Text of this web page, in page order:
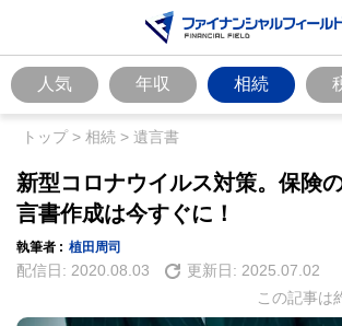
人気 年収 相続
トップ> 相続 > 遺言書
新型コロナウイルス対策。保険
言書作成は今すぐに！
執筆者 : 植田周司
配信日: 2020.08.03 更新日: 2025.07.02
この記事は